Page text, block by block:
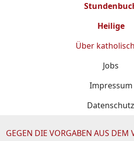
Heilige
Über
Jobs
Impressum
Datenschutz
GEGEN DIE VORGABEN AUS DEM